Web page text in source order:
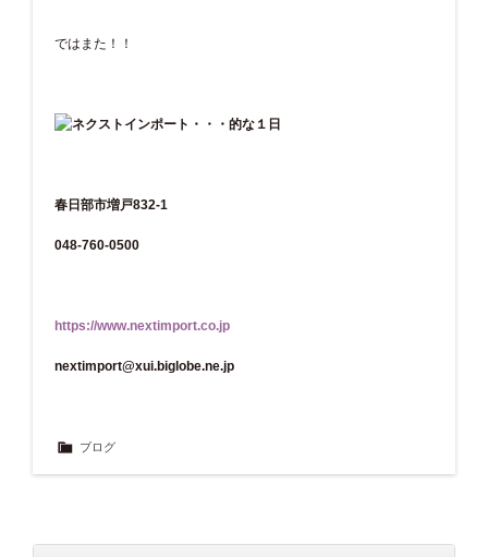
ではまた！！
春日部市増戸832-1
048-760-0500
https://www.nextimport.co.jp
nextimport@xui.biglobe.ne.jp
ブログ